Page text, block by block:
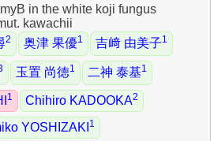
in the white koji fungus
kawachii
2 奥津 果優1 吉﨑 由美子1
玉置 尚徳1 二神 泰基1
1 Chihiro KADOOKA2
YOSHIZAKI 1